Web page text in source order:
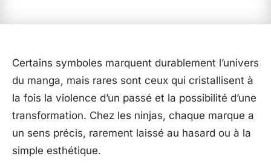
Certains symboles marquent durablement l’univers
du manga, mais rares sont ceux qui cristallisent à
la fois la violence d’un passé et la possibilité d’une
transformation. Chez les ninjas, chaque marque a
un sens précis, rarement laissé au hasard ou à la
simple esthétique.